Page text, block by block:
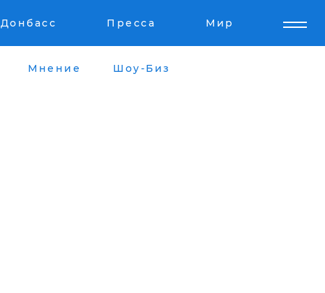
Донбасс Пресса Мир
Мнение Шоу-Биз